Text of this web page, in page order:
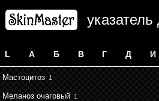
указатель
L А Б В Г Д И
Мастоцитоз1
Меланоз очаговый1